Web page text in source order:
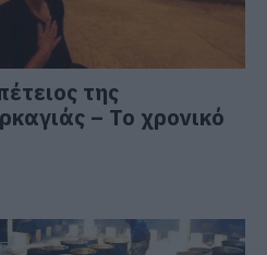
της
– Το χρονικό